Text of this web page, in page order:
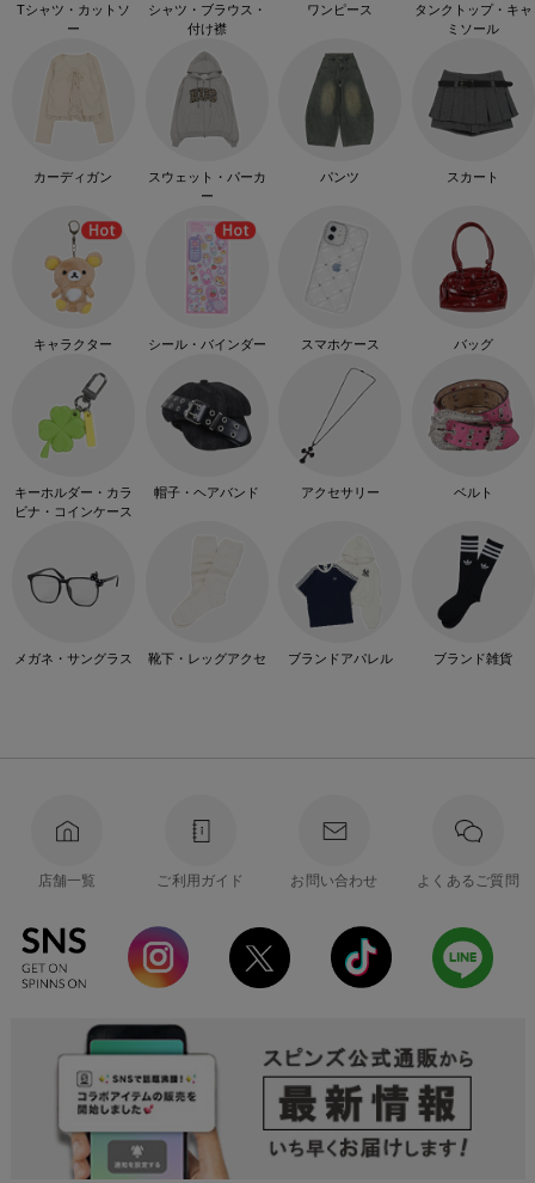
Tシャツ・カットソ
ー
シャツ・ブラウス・
付け襟
ワンピース
タンクトップ・キャ
ミソール
カーディガン
スウェット・パーカ
ー
パンツ スカート
キャラクター シール・バインダー スマホケース バッグ
キーホルダー・カラ
ビナ・コインケース
帽子・ヘアバンド アクセサリー ベルト
メガネ・サングラス 靴下・レッグアクセ ブランドアパレル ブランド雑貨
店舗一覧 ご利用ガイド お問い合わせ よくあるご質問